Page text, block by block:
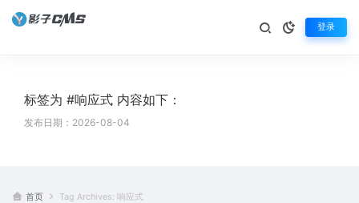
登录
标签为 #响应式 内容如下：
发布日期：2026-08-04
首页 Tag Archives: 响应式